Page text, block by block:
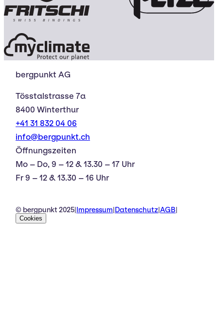
bergpunkt AG
Tösstalstrasse 7a
8400 Winterthur
+41 31 832 04 06
info@bergpunkt.ch
Öffnungszeiten
Mo – Do, 9 – 12 & 13.30 – 17 Uhr
Fr 9 – 12 & 13.30 – 16 Uhr
© bergpunkt 2025 Impressum Datenschutz AGB
Cookies